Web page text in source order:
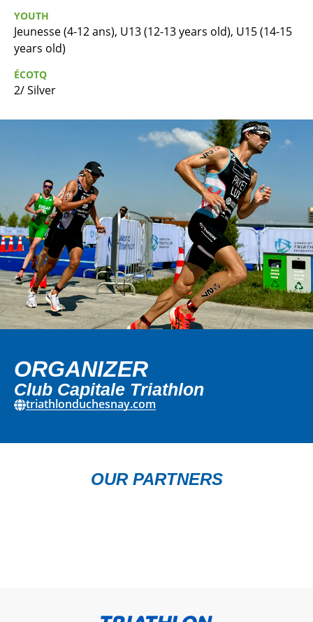
YOUTH
Jeunesse (4-12 ans), U13 (12-13 years old), U15 (14-15
years old)
ÉCOTQ
2/ Silver
ORGANIZER
Club Capitale Triathlon
triathlonduchesnay.com
OUR PARTNERS